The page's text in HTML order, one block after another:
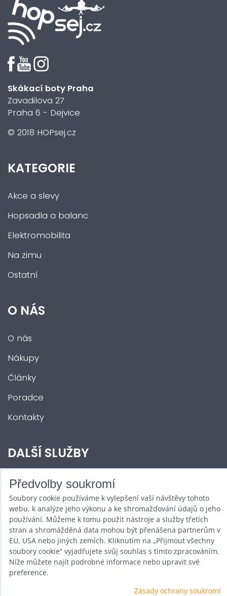
Skákací boty Praha
Zavadilova 27
Praha 6 - Dejvice
© 2018 HOPsej.cz
KATEGORIE
Akce a slevy
Hopsadla a balanc
Elektromobilita
Na zimu
Ostatní
O NÁS
O nás
Nákupy
Články
Poradce
Kontakty
DALŠÍ SLUŽBY
Zábava na Vaši akci
Půjčovna
Promotéři
Kurzy a setkání
Velkoobchod
Nabídka práce
Předvolby soukromí
Soubory cookie používáme k vylepšení vaší návštěvy tohoto
webu, k analýze jeho výkonu a ke shromažďování údajů o jeho
používání. Můžeme k tomu použít nástroje a služby třetích
stran a shromážděná data mohou být přenášena partnerům v
EU, USA nebo jiných zemích. Kliknutím na „Přijmout všechny
soubory cookie“ vyjadřujete svůj souhlas s tímto zpracováním.
Níže můžete najít podrobné informace nebo upravit své
preference.
Zásady ochrany soukromí